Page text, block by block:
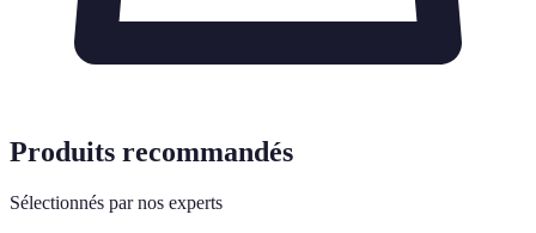
Produits recommandés
Sélectionnés par nos experts